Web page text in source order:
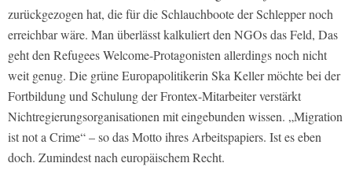
zurückgezogen hat, die für die Schlauchboote der Schlepper noch
erreichbar wäre. Man überlässt kalkuliert den NGOs das Feld, Das
geht den Refugees Welcome-Protagonisten allerdings noch nicht
weit genug. Die grüne Europapolitikerin Ska Keller möchte bei der
Fortbildung und Schulung der Frontex-Mitarbeiter verstärkt
Nichtregierungsorganisationen mit eingebunden wissen. „Migration
ist not a Crime“ – so das Motto ihres Arbeitspapiers. Ist es eben
doch. Zumindest nach europäischem Recht.